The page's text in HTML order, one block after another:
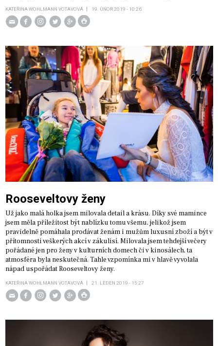
KATEŘINA WOHLMANN VOTAVOVÁ 19. ÚNOR 2019 - 10:26
Rooseveltovy ženy
Už jako malá holka jsem milovala detail a krásu. Díky své mamince
jsem měla příležitost být nablízku tomu všemu, jelikož jsem
pravidelně pomáhala prodávat ženám i mužům luxusní zboží a být v
přítomnosti veškerých akcí v zákulisí. Milovala jsem tehdejší večery
pořádané jen pro ženy v kulturních domech či v kinosálech, ta
atmosféra byla neskutečná. Tahle vzpomínka mi v hlavě vyvolala
nápad uspořádat Rooseveltovy ženy.
KATEŘINA WOHLMANN VOTAVOVÁ 21. LEDEN 2019 - 15:27